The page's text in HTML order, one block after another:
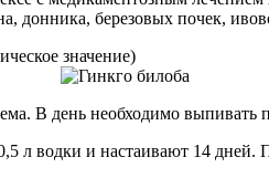
донника, березовых почек,
значение)
В день необходимо выпивать
л водки и настаивают 14